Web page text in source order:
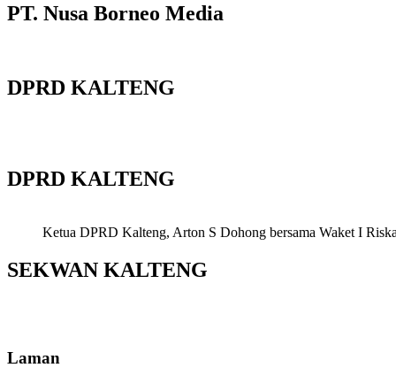
PT. Nusa Borneo Media
DPRD KALTENG
DPRD KALTENG
Ketua DPRD Kalteng, Arton S Dohong bersama Waket I
SEKWAN KALTENG
Laman